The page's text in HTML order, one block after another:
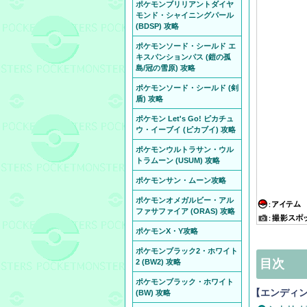
目次
【エンディ
ポケモンブリリアントダイヤ
モンド・シャイニングパール
(BDSP) 攻略
ポケモンソード・シールド エ
キスパンションパス (鎧の孤
島/冠の雪原) 攻略
ポケモンソード・シールド (剣
盾) 攻略
ポケモン Let's Go! ピカチュ
ウ・イーブイ (ピカブイ) 攻略
ポケモンウルトラサン・ウル
トラムーン (USUM) 攻略
ポケモンサン・ムーン攻略
ポケモンオメガルビー・アル
ファサファイア (ORAS) 攻略
ポケモンX・Y攻略
ポケモンブラック2・ホワイト
2 (BW2) 攻略
ポケモンブラック・ホワイト
(BW) 攻略